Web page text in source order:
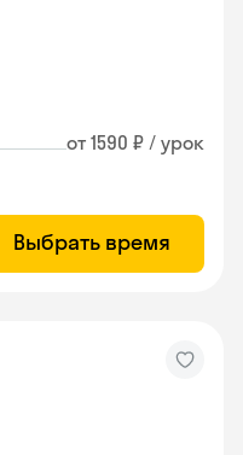
от 1590 ₽ / урок
Выбрать время